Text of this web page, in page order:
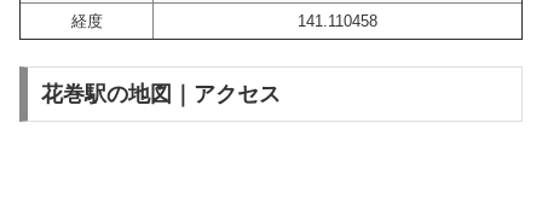
経度
141.110458
花巻駅の地図｜アクセス